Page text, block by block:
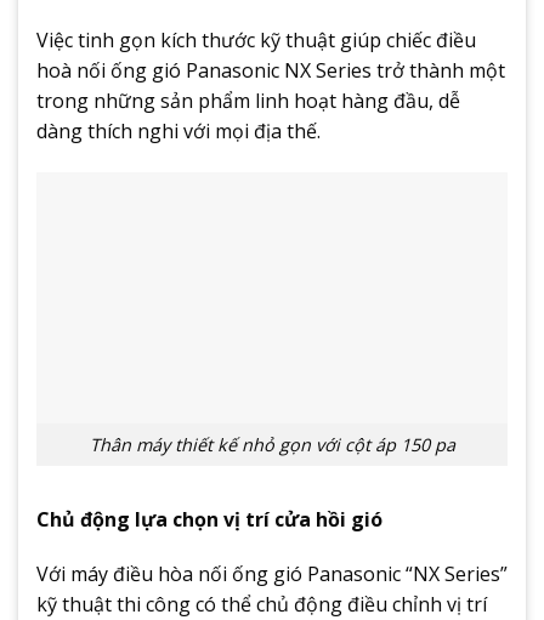
Việc tinh gọn kích thước kỹ thuật giúp chiếc điều
hoà nối ống gió Panasonic NX Series trở thành một
trong những sản phẩm linh hoạt hàng đầu, dễ
dàng thích nghi với mọi địa thế.
Thân máy thiết kế nhỏ gọn với cột áp 150 pa
Chủ động lựa chọn vị trí cửa hồi gió
Với máy điều hòa nối ống gió Panasonic “NX Series”
kỹ thuật thi công có thể chủ động điều chỉnh vị trí